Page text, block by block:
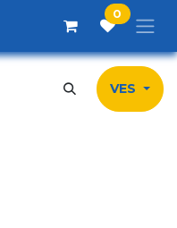
0
VES